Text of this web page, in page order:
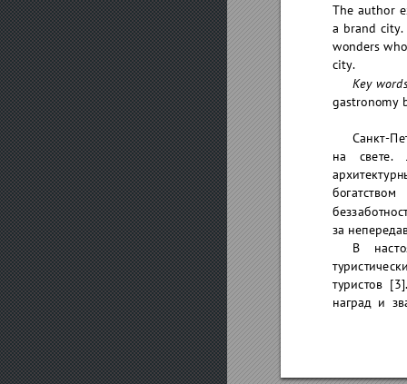
The author
a brand city.
city.
Key
Санкт-
на
свете.
богатством
В
туристов
наград и